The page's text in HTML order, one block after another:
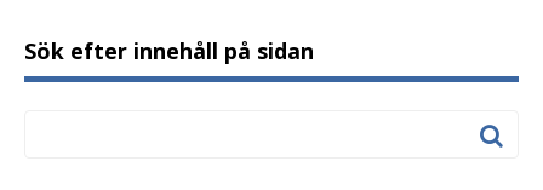
Sök efter innehåll på sidan